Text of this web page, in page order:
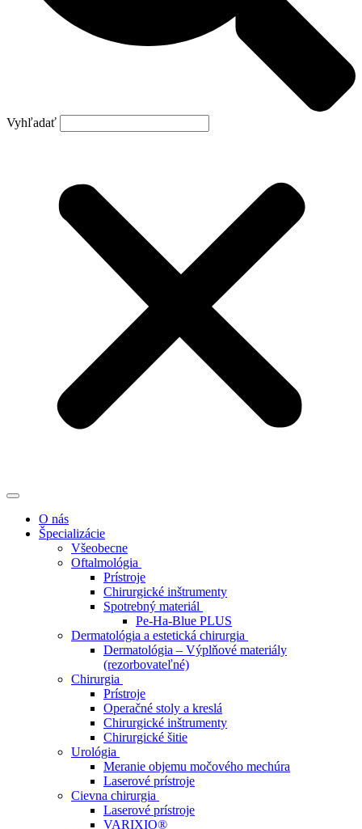
Vyhľadať
O nás
Špecializácie
Všeobecne
Oftalmológia
Prístroje
Chirurgické inštrumenty
Spotrebný materiál
Pe-Ha-Blue PLUS
Dermatológia a estetická chirurgia
Dermatológia – Výplňové materiály
(rezorbovateľné)
Chirurgia
Prístroje
Operačné stoly a kreslá
Chirurgické inštrumenty
Chirurgické šitie
Urológia
Meranie objemu močového mechúra
Laserové prístroje
Cievna chirurgia
Laserové prístroje
VARIXIO®